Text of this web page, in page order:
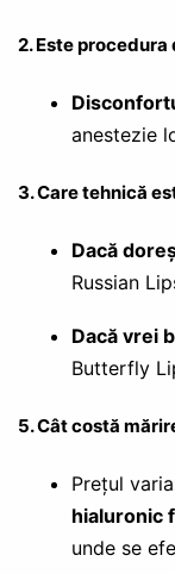
2. Este procedura
anestezie
3. Care tehnică
Dacă
Russian
Dacă vrei
Butterfly
5. Cât costă
Prețul
hialuronic
unde se